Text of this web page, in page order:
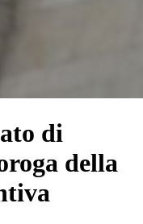
di
della